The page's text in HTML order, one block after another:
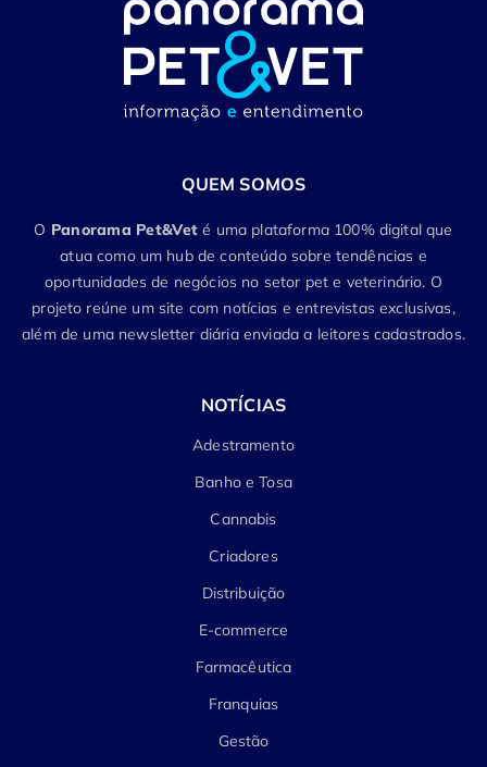
QUEM SOMOS
O Panorama Pet&Vet é uma plataforma 100% digital que
atua como um hub de conteúdo sobre tendências e
oportunidades de negócios no setor pet e veterinário. O
projeto reúne um site com notícias e entrevistas exclusivas,
além de uma newsletter diária enviada a leitores cadastrados.
NOTÍCIAS
Adestramento
Banho e Tosa
Cannabis
Criadores
Distribuição
E-commerce
Farmacêutica
Franquias
Gestão